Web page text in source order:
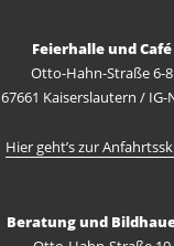
Feierhalle und Café
Otto-Hahn-Straße 6-8
67661 Kaiserslautern / IG-
Hier geht’s zur
Beratung und